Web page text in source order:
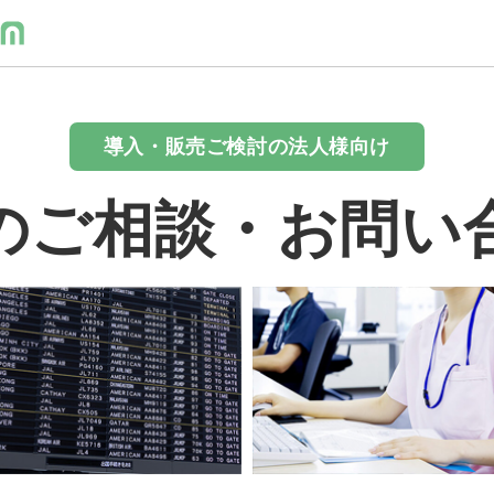
導入・販売ご検討の法人様向け
ご相談・お問い